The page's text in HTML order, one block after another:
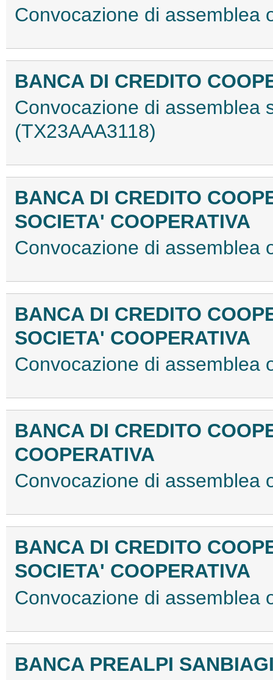
Convocazione di assemblea
BANCA DI CREDITO
Convocazione di assemblea
(TX23AAA3118)
BANCA DI CREDITO
SOCIETA' COOPERATIVA
Convocazione di assemblea
BANCA DI CREDITO
SOCIETA' COOPERATIVA
Convocazione di assemblea
BANCA DI CREDITO
COOPERATIVA
Convocazione di assemblea
BANCA DI CREDITO
SOCIETA' COOPERATIVA
Convocazione di assemblea
BANCA PREALPI